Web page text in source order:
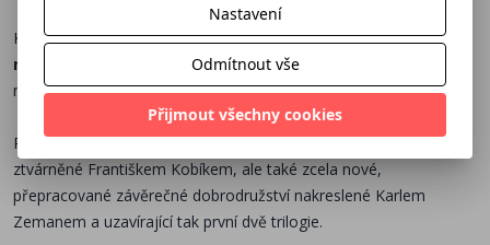
Kruanovy příběhy Vlastislava Tomana patřily bezpochyby mezi
neslavnější a nejznámější kreslené seriály,
na stránkáchčasopisu ABC.
Revidované souborné vydání obsahuje nejen všechny příběhy
ztvárněné Františkem Kobíkem, ale také zcela nové,
přepracované závěrečné dobrodružství nakreslené Karlem
Zemanem a uzavírající tak první dvě trilogie.
Nastavení
Odmítnout vše
Přijmout všechny cookies